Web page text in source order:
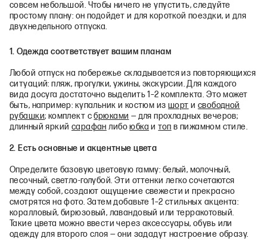
совсем небольшой. Чтобы ничего не упустить, следуйте
простому плану: он подойдет и для короткой поездки, и для
двухнедельного отпуска.
1. Одежда соответствует вашим планам
Любой отпуск на побережье складывается из повторяющихся
ситуаций: пляж, прогулки, ужины, экскурсии. Для каждого
вида досуга достаточно выделить 1–2 комплекта. Это может
быть, например: купальник и костюм из шорт и свободной
рубашки; комплект сбрюками — для прохладных вечеров;
длинный яркий сарафан либоюбка итоп в пижамном стиле.
2. Есть основные и акцентные цвета
Определите базовую цветовую гамму: белый, молочный,
песочный, светло-голубой. Эти оттенки легко сочетаются
между собой, создают ощущение свежести и прекрасно
смотрятся на фото. Затем добавьте 1–2 стильных акцента:
коралловый, бирюзовый, лавандовый или терракотовый.
Такие цвета можно ввести через аксессуары, обувь или
одежду для второго слоя — они зададут настроение образу.